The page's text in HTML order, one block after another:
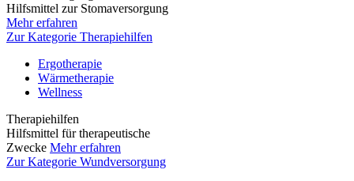
Hilfsmittel zur Stomaversorgung
Mehr erfahren
Zur Kategorie Therapiehilfen
Ergotherapie
Wärmetherapie
Wellness
Therapiehilfen
Hilfsmittel für therapeutische
Zwecke Mehr erfahren
Zur Kategorie Wundversorgung